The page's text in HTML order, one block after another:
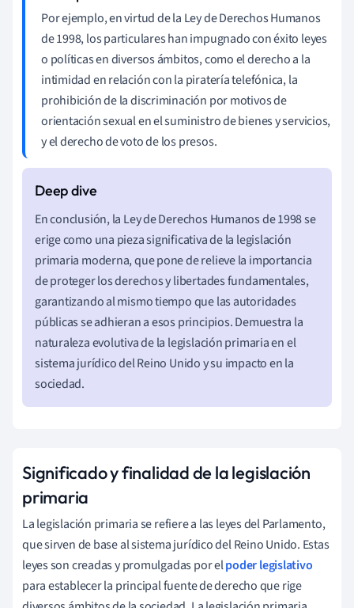
Por ejemplo, en virtud de la Ley de Derechos Humanos
de 1998, los particulares han impugnado con éxito leyes
o políticas en diversos ámbitos, como el derecho a la
intimidad en relación con la piratería telefónica, la
prohibición de la discriminación por motivos de
orientación sexual en el suministro de bienes y servicios,
y el derecho de voto de los presos.
En conclusión, la Ley de Derechos Humanos de 1998 se
erige como una pieza significativa de la legislación
primaria moderna, que pone de relieve la importancia
de proteger los derechos y libertades fundamentales,
garantizando al mismo tiempo que las autoridades
públicas se adhieran a esos principios. Demuestra la
naturaleza evolutiva de la legislación primaria en el
sistema jurídico del Reino Unido y su impacto en la
sociedad.
Significado y finalidad de la legislación
primaria
La legislación primaria se refiere a las leyes del Parlamento,
que sirven de base al sistema jurídico del Reino Unido. Estas
leyes son creadas y promulgadas por elpoder legislativo
para establecer la principal fuente de derecho que rige